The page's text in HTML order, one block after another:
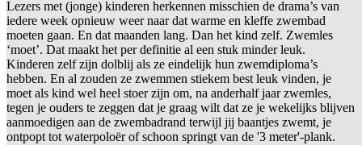
Lezers met (jonge) kinderen herkennen misschien de drama’s van
iedere week opnieuw weer naar dat warme en kleffe zwembad
moeten gaan. En dat maanden lang. Dan het kind zelf. Zwemles
‘moet’. Dat maakt het per definitie al een stuk minder leuk.
Kinderen zelf zijn dolblij als ze eindelijk hun zwemdiploma’s
hebben. En al zouden ze zwemmen stiekem best leuk vinden, je
moet als kind wel heel stoer zijn om, na anderhalf jaar zwemles,
tegen je ouders te zeggen dat je graag wilt dat ze je wekelijks blijven
aanmoedigen aan de zwembadrand terwijl jij baantjes zwemt, je
ontpopt tot waterpoloër of schoon springt van de '3 meter'-plank.